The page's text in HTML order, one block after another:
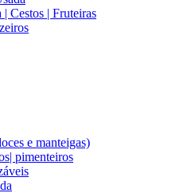
Cestos | Fruteiras
e manteigas)
pimenteiros